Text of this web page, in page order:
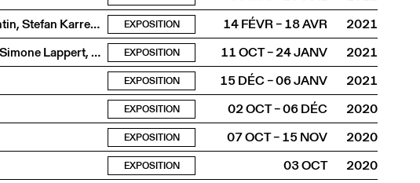
Susanna Flock & Leonhard Müllner, Fragmentin, Stefan Karrer, Till Langschied, Yein Lee, Marc Lee, Christiane Peschek, Total Refusal, Christoph Wachter & Mathias Jud EXPOSITION 14 FÉVR – 18 AVR
2021
Mathis Altmann, Sophie Jung, Judith Keller, Simone Lappert, Quinn Latimer, Céline Manz, Sam Porritt, Davide-Christelle Sanvee, Annemarie von Matt, Manon Wertenbroek EXPOSITION 11 OCT – 24 JANV
2021
EXPOSITION 15 DÉC – 06 JANV
2021
EXPOSITION 02 OCT – 06 DÉC
2020
EXPOSITION 07 OCT – 15 NOV
2020
EXPOSITION 03 OCT
2020